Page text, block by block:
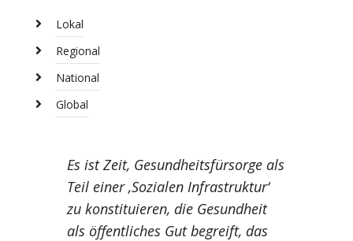
Lokal
Regional
National
Global
Es ist Zeit, Gesundheitsfürsorge als
Teil einer ‚Sozialen Infrastruktur‘
zu konstituieren, die Gesundheit
als öffentliches Gut begreift, das